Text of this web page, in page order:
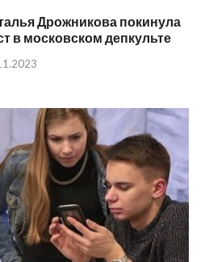
Дрожникова покинула
в московском депкульте